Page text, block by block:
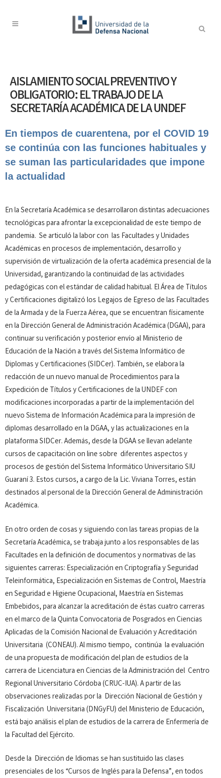
AISLAMIENTO SOCIAL PREVENTIVO Y
OBLIGATORIO: EL TRABAJO DE LA
SECRETARÍA ACADÉMICA DE LA UNDEF
En tiempos de cuarentena, por el COVID 19
se continúa con las funciones habituales y
se suman las particularidades que impone
la actualidad
En la Secretaría Académica se desarrollaron distintas adecuaciones
tecnológicas para afrontar la excepcionalidad de este tiempo de
pandemia. Se articuló la labor con las Facultades y Unidades
Académicas en procesos de implementación, desarrollo y
supervisión de virtualización de la oferta académica presencial de la
Universidad, garantizando la continuidad de las actividades
pedagógicas con el estándar de calidad habitual. El Área de Títulos
y Certificaciones digitalizó los Legajos de Egreso de las Facultades
de la Armada y de la Fuerza Aérea, que se encuentran físicamente
en la Dirección General de Administración Académica (DGAA), para
continuar su verificación y posterior envío al Ministerio de
Educación de la Nación a través del Sistema Informático de
Diplomas y Certificaciones (SIDCer). También, se elabora la
redacción de un nuevo manual de Procedimientos para la
Expedición de Títulos y Certificaciones de la UNDEF con
modificaciones incorporadas a partir de la implementación del
nuevo Sistema de Información Académica para la impresión de
diplomas desarrollado en la DGAA, y las actualizaciones en la
plataforma SIDCer. Además, desde la DGAA se llevan adelante
cursos de capacitación on line sobre diferentes aspectos y
procesos de gestión del Sistema Informático Universitario SIU
Guaraní 3. Estos cursos, a cargo de la Lic. Viviana Torres, están
destinados al personal de la Dirección General de Administración
Académica.
En otro orden de cosas y siguiendo con las tareas propias de la
Secretaría Académica, se trabaja junto a los responsables de las
Facultades en la definición de documentos y normativas de las
siguientes carreras: Especialización en Criptografía y Seguridad
Teleinformática, Especialización en Sistemas de Control, Maestría
en Seguridad e Higiene Ocupacional, Maestría en Sistemas
Embebidos, para alcanzar la acreditación de éstas cuatro carreras
en el marco de la Quinta Convocatoria de Posgrados en Ciencias
Aplicadas de la Comisión Nacional de Evaluación y Acreditación
Universitaria (CONEAU). Al mismo tiempo, continúa la evaluación
de una propuesta de modificación del plan de estudios de la
carrera de Licenciatura en Ciencias de la Administración del Centro
Regional Universitario Córdoba (CRUC-IUA). A partir de las
observaciones realizadas por la Dirección Nacional de Gestión y
Fiscalización Universitaria (DNGyFU) del Ministerio de Educación,
está bajo análisis el plan de estudios de la carrera de Enfermería de
la Facultad del Ejército.
Desde la Dirección de Idiomas se han sustituido las clases
presenciales de los “Cursos de Inglés para la Defensa”, en todos